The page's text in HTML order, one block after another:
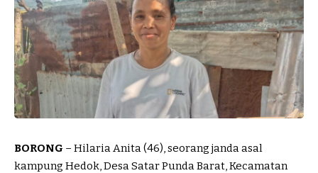
BORONG – Hilaria Anita (46), seorang janda asal
kampung Hedok, Desa Satar Punda Barat, Kecamatan